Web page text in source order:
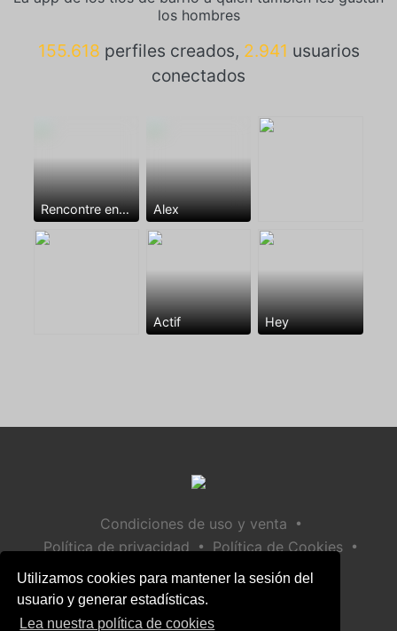
Utilizamos cookies para mantener la sesión del
usuario y generar estadísticas.
Lea nuestra política de cookies
los hombres
155.618 perfiles creados, 2.941 usuarios
conectados
Rencontre entre mecs Alex
Actif Hey
Condiciones de uso y venta •
Política de privacidad • Política de Cookies •
Política de seguridad infantil
Ayuda / Contactar